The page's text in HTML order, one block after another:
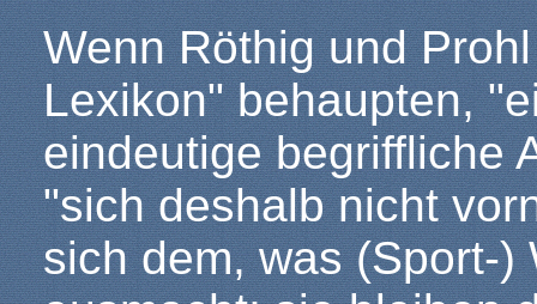
Wenn Röthig und
Lexikon" behaupten,
eindeutige begriffliche
"sich deshalb nicht
sich dem, was (Sport-